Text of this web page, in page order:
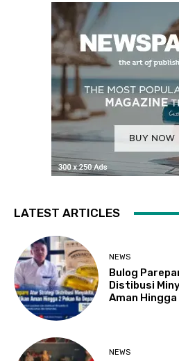
LATEST ARTICLES
NEWS
Bulog
Distibusi
Aman Hingga
NEWS